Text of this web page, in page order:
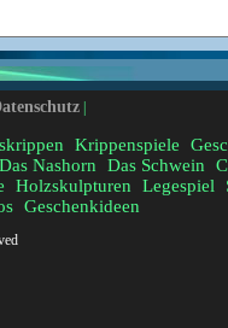
|
Krippenspiele
Das Nashorn Das Schwein
Holzskulpturen Legespiel
Geschenkideen